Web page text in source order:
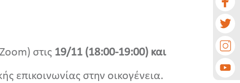
στις 19/11 (18:00-19:00) και
επικοινωνίας στην οικογένεια.